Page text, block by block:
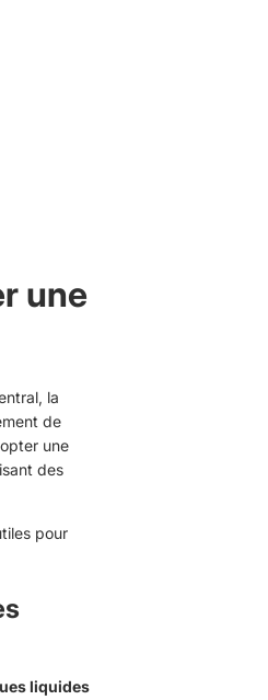
une
la
de
une
des
pour
liquides